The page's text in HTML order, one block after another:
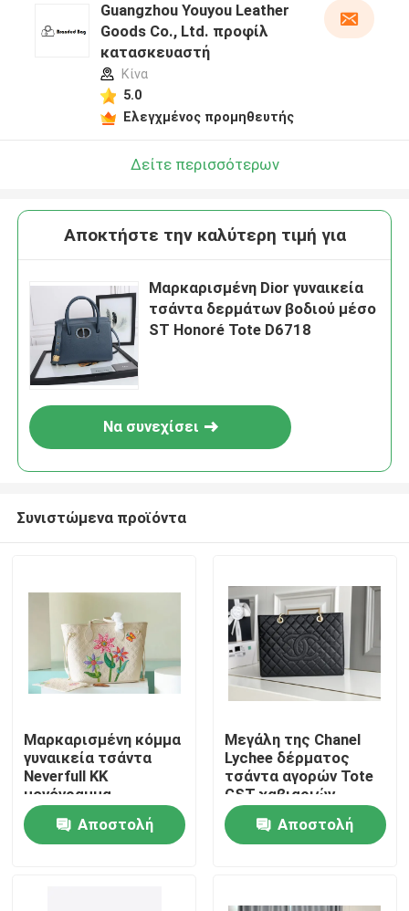
Σπίτι
Προϊόντα
Guangzhou Youyou Leather
Goods Co., Ltd. προφίλ
κατασκευαστή
Κίνα
5.0
Ελεγχμένος προμηθευτής
Δείτε περισσότερων
Αποκτήστε την καλύτερη τιμή για
Μαρκαρισμένη Dior γυναικεία
τσάντα δερμάτων βοδιού μέσο
ST Honoré Tote D6718
Να συνεχίσει
Συνιστώμενα προϊόντα
Μαρκαρισμένη κόμμα
γυναικεία τσάντα
Neverfull ΚΚ
μονόγραμμα
Empreinte με
Marquetry
λουλουδιών
Αποστολή
Μεγάλη της Chanel
Lychee δέρματος
τσάντα αγορών Tote
GST χαβιαριών
μεγάλη
Αποστολή